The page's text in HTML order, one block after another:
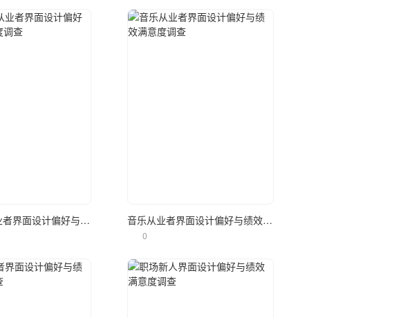
美妆护肤从业者界面设计偏好与绩效满意度调查
音乐从业者界面设计偏好与绩效满意度调查
0